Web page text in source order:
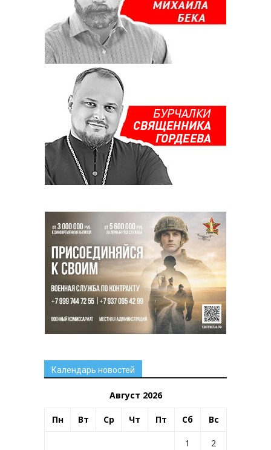
Календарь новостей
Август 2026
Пн Вт Ср Чт Пт Сб Вс
1
2